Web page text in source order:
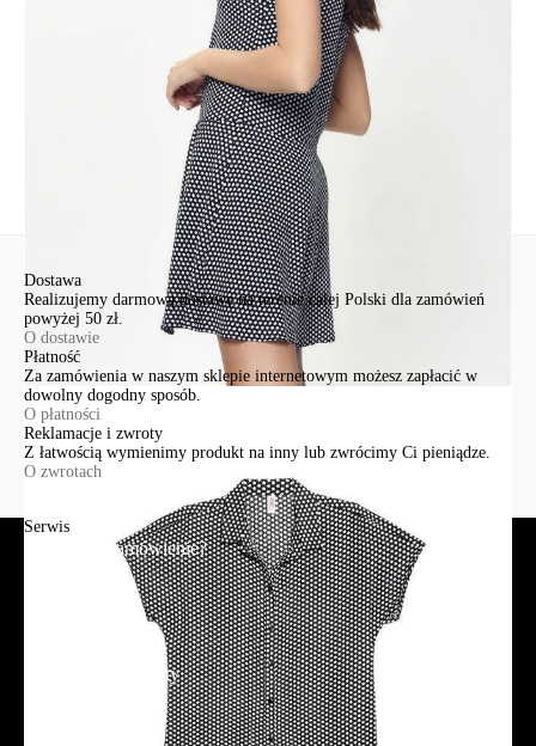
Ten produkt nie ma pytań Możesz zadać pytanie, klikając przycisk
Dostawa
Realizujemy darmową dostawę na terenie całej Polski dla zamówień
powyżej 50 zł.
O dostawie
Płatność
Za zamówienia w naszym sklepie internetowym możesz zapłacić w
dowolny dogodny sposób.
O płatności
Reklamacje i zwroty
Z łatwością wymienimy produkt na inny lub zwrócimy Ci pieniądze.
O zwrotach
Serwis
Jak złożyć zamówienie?
Reklamacje i zwroty